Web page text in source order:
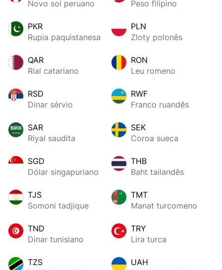
Novo sol peruano
Peso filipino
PKR
Rupia paquistanesa
PLN
Zloty polonês
QAR
Rial catariano
RON
Leu romeno
RSD
Dinar sérvio
RWF
Franco ruandês
SAR
Riyal saudita
SEK
Coroa sueca
SGD
Dólar singapuriano
THB
Baht tailandês
TJS
Somoni tadjique
TMT
Manat turcomeno
TND
Dinar tunisiano
TRY
Lira turca
TZS
UAH